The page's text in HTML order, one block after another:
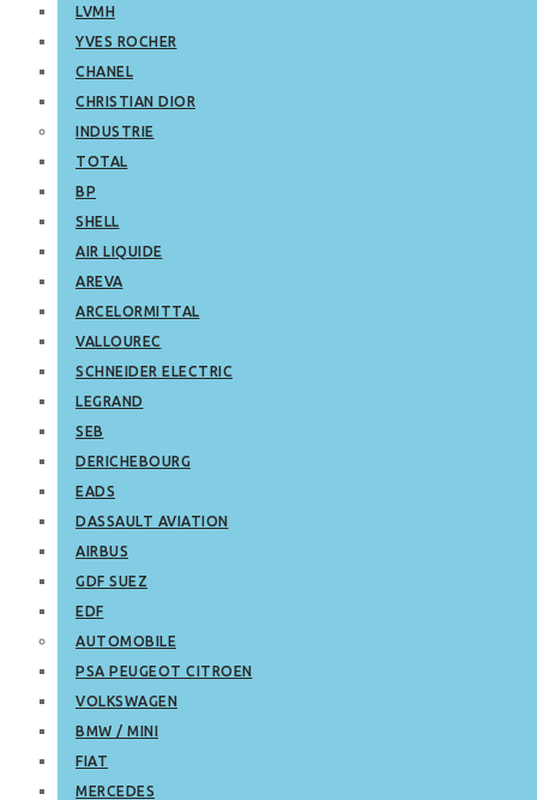
LVMH
YVES ROCHER
CHANEL
CHRISTIAN DIOR
INDUSTRIE
TOTAL
BP
SHELL
AIR LIQUIDE
AREVA
ARCELORMITTAL
VALLOUREC
SCHNEIDER ELECTRIC
LEGRAND
SEB
DERICHEBOURG
EADS
DASSAULT AVIATION
AIRBUS
GDF SUEZ
EDF
AUTOMOBILE
PSA PEUGEOT CITROEN
VOLKSWAGEN
BMW / MINI
FIAT
MERCEDES